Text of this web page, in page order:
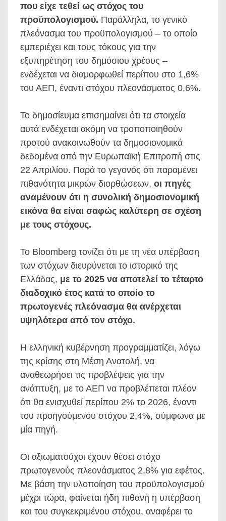
που είχε τεθεί ως στόχος του
προϋπολογισμού. Παράλληλα, το γενικό
πλεόνασμα του προϋπολογισμού – το οποίο
εμπεριέχει και τους τόκους για την
εξυπηρέτηση του δημόσιου χρέους –
ενδέχεται να διαμορφωθεί περίπου στο 1,6%
του ΑΕΠ, έναντι στόχου πλεονάσματος 0,6%.
Το δημοσίευμα επισημαίνει ότι τα στοιχεία
αυτά ενδέχεται ακόμη να τροποποιηθούν
προτού ανακοινωθούν τα δημοσιονομικά
δεδομένα από την Ευρωπαϊκή Επιτροπή στις
22 Απριλίου. Παρά το γεγονός ότι παραμένει
πιθανότητα μικρών διορθώσεων, οι πηγές
αναμένουν ότι η συνολική δημοσιονομική
εικόνα θα είναι σαφώς καλύτερη σε σχέση
με τους στόχους.
Το Bloomberg τονίζει ότι με τη νέα υπέρβαση
των στόχων διευρύνεται το ιστορικό της
Ελλάδας, με το 2025 να αποτελεί το τέταρτο
διαδοχικό έτος κατά το οποίο το
πρωτογενές πλεόνασμα θα ανέρχεται
υψηλότερα από τον στόχο.
Η ελληνική κυβέρνηση προγραμματίζει, λόγω
της κρίσης στη Μέση Ανατολή, να
αναθεωρήσει τις προβλέψεις για την
ανάπτυξη, με το ΑΕΠ να προβλέπεται πλέον
ότι θα ενισχυθεί περίπου 2% το 2026, έναντι
του προηγούμενου στόχου 2,4%, σύμφωνα με
μία πηγή.
Οι αξιωματούχοι έχουν θέσει στόχο
πρωτογενούς πλεονάσματος 2,8% για εφέτος.
Με βάση την υλοποίηση του προϋπολογισμού
μέχρι τώρα, φαίνεται ήδη πιθανή η υπέρβαση
και του συγκεκριμένου στόχου, αναφέρει το